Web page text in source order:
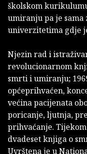
školskom
umiranju pa je
univerzitetima gdje
Njezin rad i
revolucionarnom
smrti i umiranju;
općeprihvaćen,
većina pacijenata
poricanje, ljutnja,
prihvaćanje.
dvadeset knjiga o
Uvrštena je u